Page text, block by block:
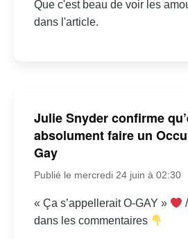
Que c'est beau de voir les
dans l'article.
Julie Snyder confirme
absolument faire un
Gay
Publié le mercredi 24 juin à 02:30
« Ça s’appellerait O-GAY »
dans les commentaires